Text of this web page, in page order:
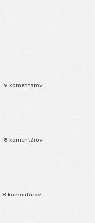
9 komentárov
8 komentárov
8 komentárov